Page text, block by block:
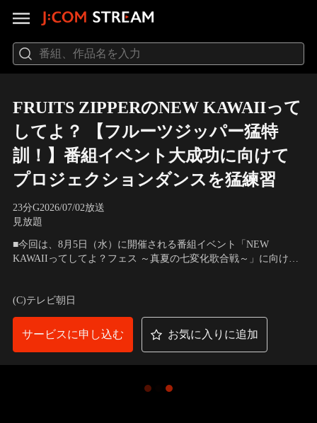
FRUITS ZIPPERのNEW KAWAIIって
してよ？ 【フルーツジッパー猛特
訓！】番組イベント大成功に向けて
プロジェクションダンスを猛練習
23分G2026/07/02放送
見放題
■今回は、8月5日（水）に開催される番組イベント「NEW
KAWAIIってしてよ？フェス ～真夏の七変化歌合戦～」に向け
口浩之、相席スタート、山添寛、蛯名健一、XTRAP、よよよちゃ
ん、初嶺麿代
(C)テレビ朝日
サービスに申し込む お気に入りに追加